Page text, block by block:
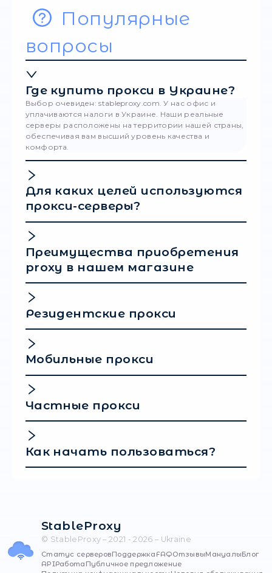
Запустите браузер. Просто нажмите на
"Открыть" в разделе "Теги", чтобы начать
С AdsPowerвозьмите под контроль свой
просмотра веб-страниц и откройте для
Популярные